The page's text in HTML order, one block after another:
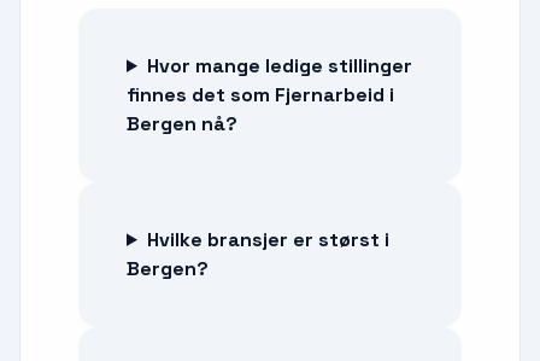
Hvor mange ledige stillinger
finnes det som Fjernarbeid i
Bergen nå?
Hvilke bransjer er størst i
Bergen?